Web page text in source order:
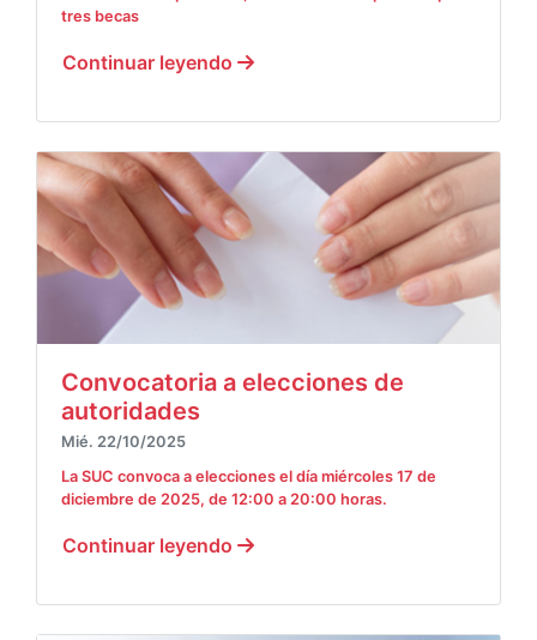
tres becas
Continuar leyendo
Convocatoria a elecciones de
autoridades
Mié. 22/10/2025
La SUC convoca a elecciones el día miércoles 17 de
diciembre de 2025, de 12:00 a 20:00 horas.
Continuar leyendo